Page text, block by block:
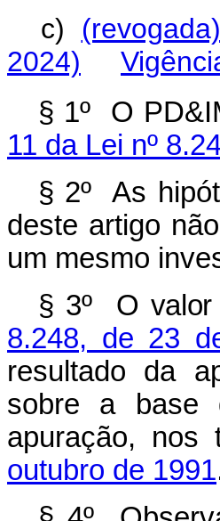
c)
2024)
§ 1º O
11 da Lei nº
§ 2º As
deste artigo
um mesmo
§ 3º O valor
8.248, de 23
resultado da
sobre a base
apuração,
outubro de 1991